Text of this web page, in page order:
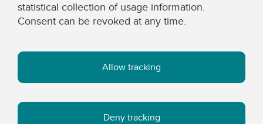
statistical collection of usage information.
Consent can be revoked at any time.
Allow tracking
Deny tracking